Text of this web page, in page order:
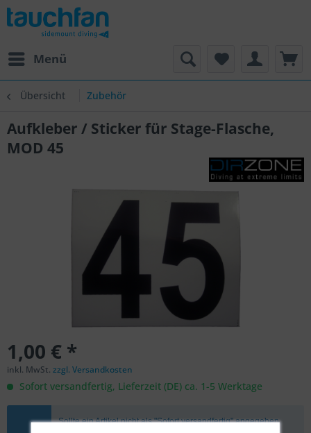
Menü
Übersicht Zubehör
Aufkleber / Sticker für Stage-Flasche,
MOD 45
1,00 € *
inkl. MwSt. zzgl. Versandkosten
Sofort versandfertig, Lieferzeit (DE) ca. 1-5 Werktage
Sollte ein Artikel nicht als "Sofort versandfertig" angegeben